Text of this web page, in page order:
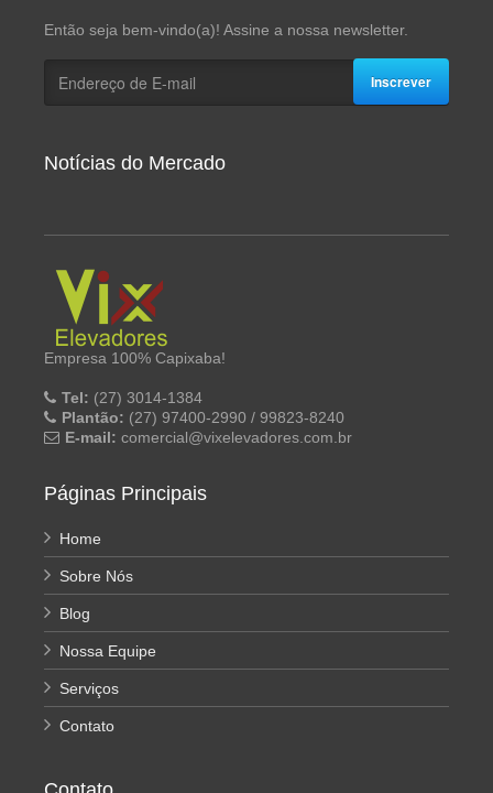
Então seja bem-vindo(a)! Assine a nossa newsletter.
Inscrever
Notícias do Mercado
Empresa 100% Capixaba!
Tel: (27) 3014-1384
Plantão: (27) 97400-2990 / 99823-8240
E-mail: comercial@vixelevadores.com.br
Páginas Principais
Home
Sobre Nós
Blog
Nossa Equipe
Serviços
Contato